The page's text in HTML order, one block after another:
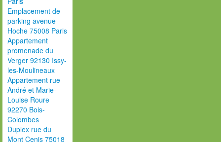
Emplacement de
parking avenue
Hoche 75008 Paris
Appartement
promenade du
Verger 92130 Issy-
les-Moulineaux
Appartement rue
André et Marie-
Louise Roure
92270 Bois-
Colombes
Duplex rue du
Mont Cenis 75018